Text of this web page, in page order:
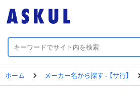
ホーム メーカー名から探す - 【サ行】